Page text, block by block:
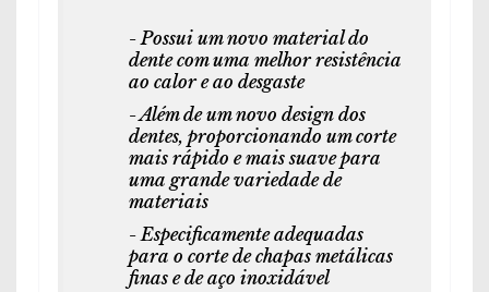
- Possui um novo material do
dente com uma melhor resistência
ao calor e ao desgaste
- Além de um novo design dos
dentes, proporcionando um corte
mais rápido e mais suave para
uma grande variedade de
materiais
- Especificamente adequadas
para o corte de chapas metálicas
finas e de aço inoxidável